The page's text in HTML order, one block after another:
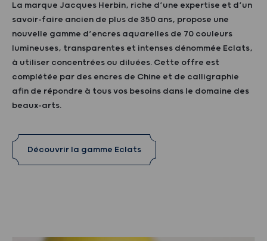
La marque Jacques Herbin, riche d’une expertise et d’un
savoir-faire ancien de plus de 350 ans, propose une
nouvelle gamme d’encres aquarelles de 70 couleurs
lumineuses, transparentes et intenses dénommée Eclats,
à utiliser concentrées ou diluées. Cette offre est
complétée par des encres de Chine et de calligraphie
afin de répondre à tous vos besoins dans le domaine des
beaux-arts.
Découvrir la gamme Eclats